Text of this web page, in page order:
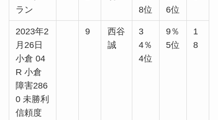
ラン
8位
6位
2023年2
月26日
小倉 04
R 小倉
障害286
0 未勝利
信頼度
9
西谷
誠
3
4％
4位
9％
5位
1
8